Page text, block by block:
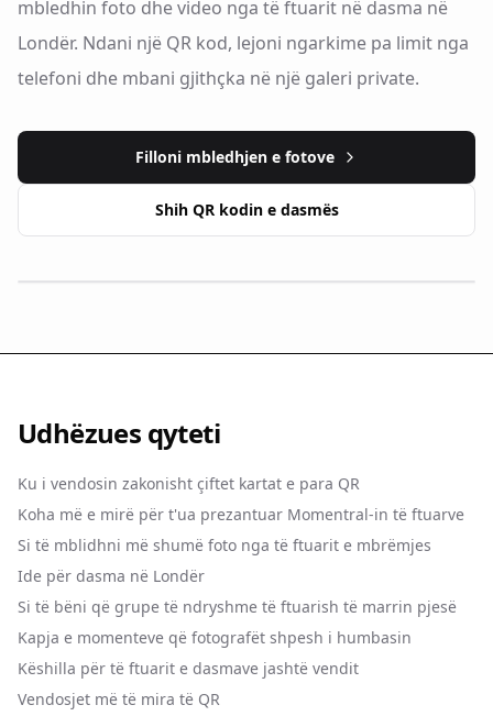
mbledhin foto dhe video nga të ftuarit në dasma në
Londër. Ndani një QR kod, lejoni ngarkime pa limit nga
telefoni dhe mbani gjithçka në një galeri private.
Filloni mbledhjen e fotove
Shih QR kodin e dasmës
Udhëzues qyteti
Ku i vendosin zakonisht çiftet kartat e para QR
Koha më e mirë për t'ua prezantuar Momentral-in të ftuarve
Si të mblidhni më shumë foto nga të ftuarit e mbrëmjes
Ide për dasma në Londër
Si të bëni që grupe të ndryshme të ftuarish të marrin pjesë
Kapja e momenteve që fotografët shpesh i humbasin
Këshilla për të ftuarit e dasmave jashtë vendit
Vendosjet më të mira të QR